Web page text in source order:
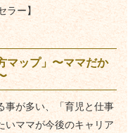
ラー】
マップ」〜ママだか
事が多い、「育児と仕事
いママが今後のキャリア